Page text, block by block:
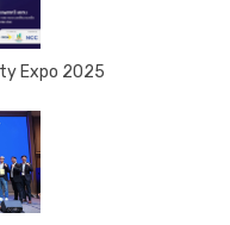
Expo 2025